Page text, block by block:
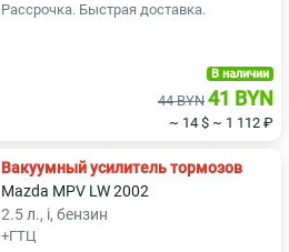
Рассрочка. Быстрая доставка.
В наличии
44 BYN 41 BYN
~ 14 $ ~ 1 112 ₽
Вакуумный усилитель тормозов
Mazda MPV LW 2002
2.5 л., i, бензин
+ГТЦ